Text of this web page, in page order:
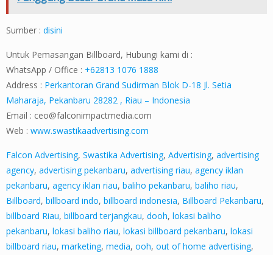
Sumber : disini
Untuk Pemasangan Billboard, Hubungi kami di :
WhatsApp / Office : +62813 1076 1888
Address : Perkantoran Grand Sudirman Blok D-18 Jl. Setia
Maharaja, Pekanbaru 28282 , Riau – Indonesia
Email : ceo@falconimpactmedia.com
Web : www.swastikaadvertising.com
Falcon Advertising, Swastika Advertising, Advertising, advertising
agency, advertising pekanbaru, advertising riau, agency iklan
pekanbaru, agency iklan riau, baliho pekanbaru, baliho riau,
Billboard, billboard indo, billboard indonesia, Billboard Pekanbaru,
billboard Riau, billboard terjangkau, dooh, lokasi baliho
pekanbaru, lokasi baliho riau, lokasi billboard pekanbaru, lokasi
billboard riau, marketing, media, ooh, out of home advertising,